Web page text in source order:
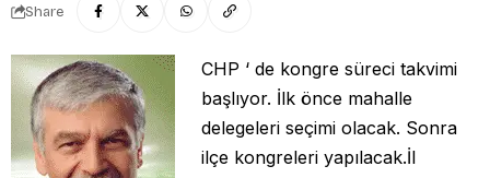
Share
CHP ‘ de kongre süreci takvimi
başlıyor. İlk önce mahalle
delegeleri seçimi olacak. Sonra
ilçe kongreleri yapılacak.İl